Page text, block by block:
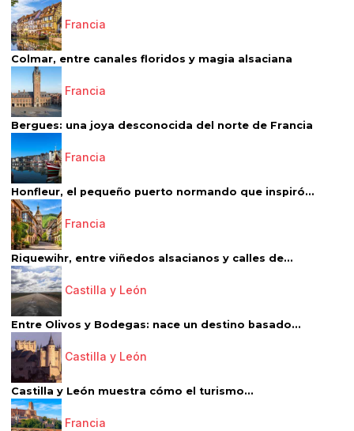
Francia
Colmar, entre canales floridos y magia alsaciana
Francia
Bergues: una joya desconocida del norte de Francia
Francia
Honfleur, el pequeño puerto normando que inspiró...
Francia
Riquewihr, entre viñedos alsacianos y calles de...
Castilla y León
Entre Olivos y Bodegas: nace un destino basado...
Castilla y León
Castilla y León muestra cómo el turismo...
Francia